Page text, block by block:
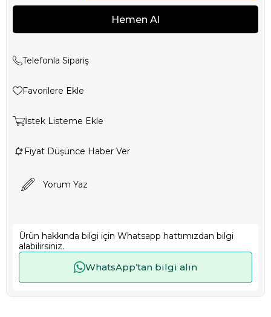
Telefonla Sipariş
Favorilere Ekle
İstek Listeme Ekle
Fiyat Düşünce Haber Ver
Yorum Yaz
Ürün hakkında bilgi için Whatsapp hattımızdan bilgi
alabilirsiniz.
WhatsApp’tan bilgi alın